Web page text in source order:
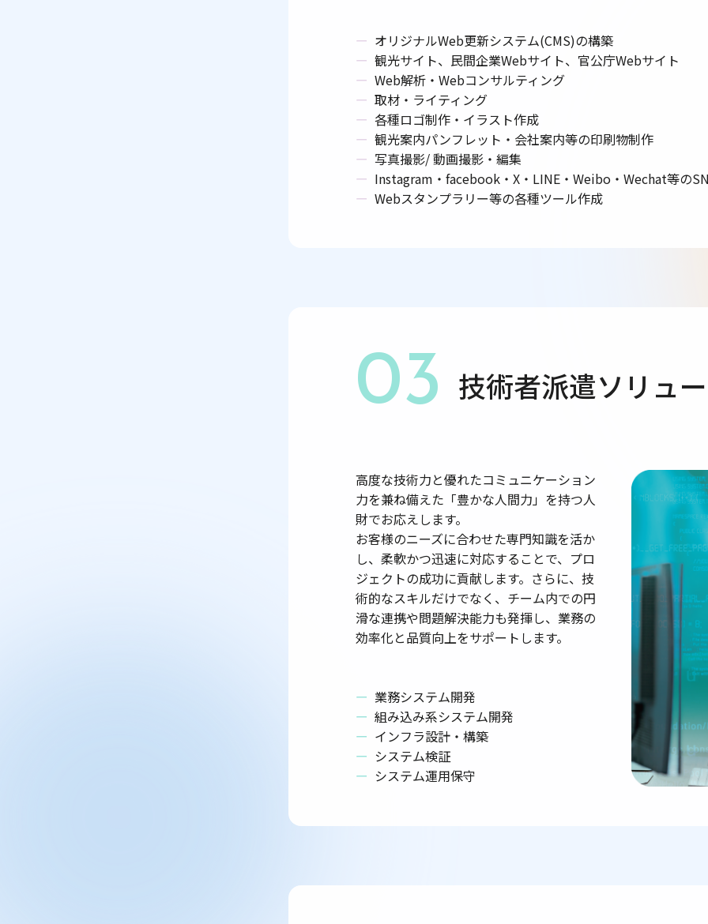
オリジナルWeb更新システム(CMS)の構築
観光サイト、民間企業Webサイト、官公庁Webサイト
Web解析・Webコンサルティング
取材・ライティング
各種ロゴ制作・イラスト作成
観光案内パンフレット・会社案内等の印刷物制作
写真撮影/ 動画撮影・編集
Instagram・facebook・X・LINE・Weibo・Wechat等の
Webスタンプラリー等の各種ツール作成
03 技術者派遣ソリュ
高度な技術力と優れたコミュニケーション
力を兼ね備えた「豊かな人間力」を持つ人
財でお応えします。
お客様のニーズに合わせた専門知識を活か
し、柔軟かつ迅速に対応することで、プロ
ジェクトの成功に貢献します。さらに、技
術的なスキルだけでなく、チーム内での円
滑な連携や問題解決能力も発揮し、業務の
効率化と品質向上をサポートします。
業務システム開発
組み込み系システム開発
インフラ設計・構築
システム検証
システム運用保守